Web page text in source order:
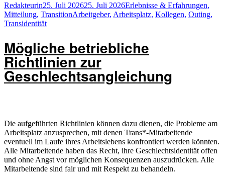
ist
kein
Geheimnis
–
aber
trotzdem
ein
Brief
Autor
RedakteurinVeröffentlicht
am
25. Juli 202625. Juli 2026Kategorien
Erlebnisse & Erfahrungen,
Mitteilung, TransitionSchlagwörter
Arbeitgeber, Arbeitsplatz, Kollegen, Outing,
Transidentität
Mögliche betriebliche
Richtlinien zur
Geschlechtsangleichung
Die aufgeführten Richtlinien können dazu dienen, die Probleme am
Arbeitsplatz anzusprechen, mit denen Trans*-Mitarbeitende
eventuell im Laufe ihres Arbeitslebens konfrontiert werden könnten.
Alle Mitarbeitende haben das Recht, ihre Geschlechtsidentität offen
und ohne Angst vor möglichen Konsequenzen auszudrücken. Alle
Mitarbeitende sind fair und mit Respekt zu behandeln.